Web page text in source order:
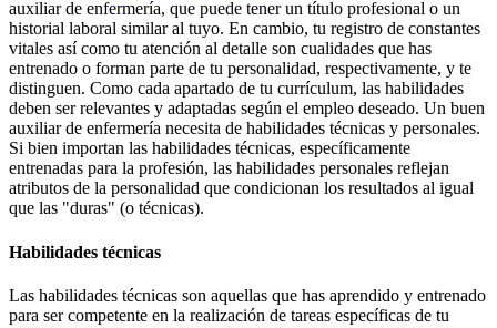
auxiliar de enfermería, que puede tener un título profesional o un
historial laboral similar al tuyo. En cambio, tu registro de constantes
vitales así como tu atención al detalle son cualidades que has
entrenado o forman parte de tu personalidad, respectivamente, y te
distinguen. Como cada apartado de tu currículum, las habilidades
deben ser relevantes y adaptadas según el empleo deseado. Un buen
auxiliar de enfermería necesita de habilidades técnicas y personales.
Si bien importan las habilidades técnicas, específicamente
entrenadas para la profesión, las habilidades personales reflejan
atributos de la personalidad que condicionan los resultados al igual
que las "duras" (o técnicas).
Habilidades técnicas
Las habilidades técnicas son aquellas que has aprendido y entrenado
para ser competente en la realización de tareas específicas de tu